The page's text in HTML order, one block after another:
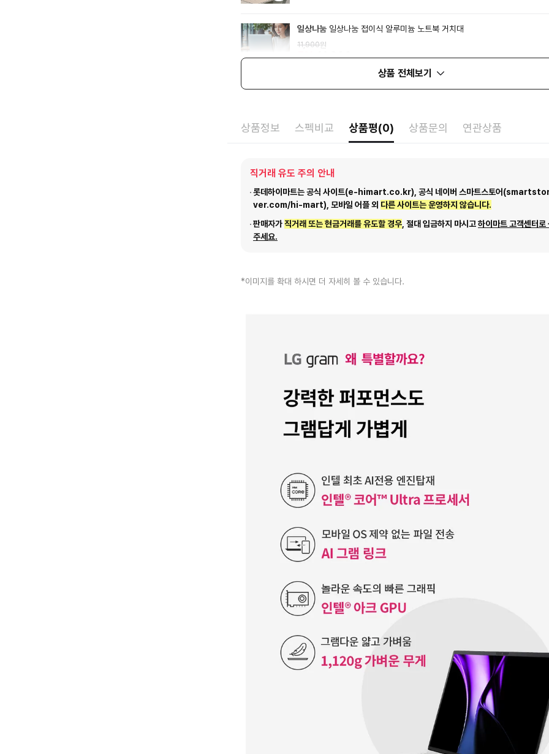
일상나눔 일상나눔 접이식 알루미늄 노트북 거치대
11,900원
5%11,300원
상품 전체보기
상품정보 스펙비교 상품평(0) 상품문의 연관상품
직거래 유도 주의 안내
롯데하이마트는 공식 사이트(e-himart.co.kr), 공식 네이버 스마트스토어
ver.com/hi-mart), 모바일 어플 외 다른 사이트는 운영하지 않습니다.
판매자가직거래 또는 현금거래를 유도할 경우 , 절대 입금하지 마시고하이마트 고객센터로
주세요.
*이미지를 확대 하시면 더 자세히 볼 수 있습니다.